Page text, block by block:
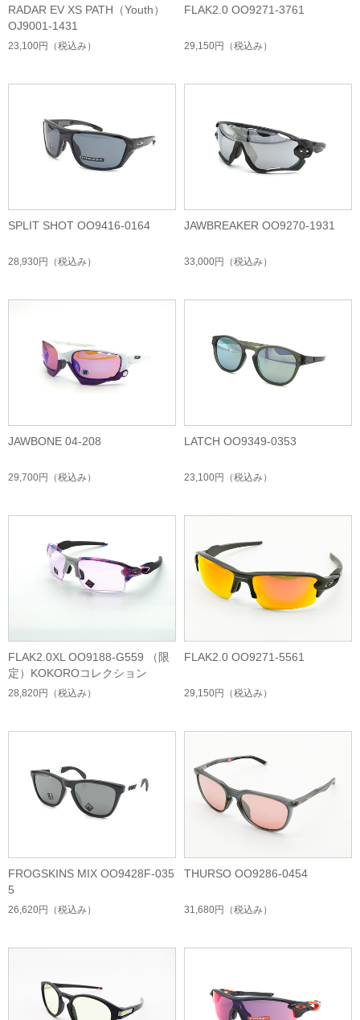
RADAR EV XS PATH（Youth）
OJ9001-1431
23,100円 （税込み）
FLAK2.0 OO9271-3761
29,150円 （税込み）
SPLIT SHOT OO9416-0164
28,930円 （税込み）
JAWBREAKER OO9270-1931
33,000円 （税込み）
JAWBONE 04-208
29,700円 （税込み）
LATCH OO9349-0353
23,100円 （税込み）
FLAK2.0XL OO9188-G559 （限
定）KOKOROコレクション
28,820円 （税込み）
FLAK2.0 OO9271-5561
29,150円 （税込み）
FROGSKINS MIX OO9428F-035
5
26,620円 （税込み）
THURSO OO9286-0454
31,680円 （税込み）